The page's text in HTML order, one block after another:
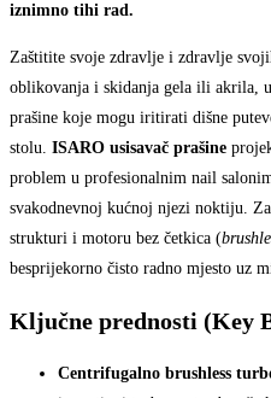
iznimno tihi rad.
Zaštitite svoje zdravlje i zdravlje
oblikovanja i skidanja gela ili akrila,
prašine koje mogu iritirati dišne
stolu. ISARO usisavač prašine
problem u profesionalnim nail
svakodnevnoj kućnoj njezi noktiju.
strukturi i motoru bez četkica (
besprijekorno čisto radno mjesto uz
Ključne prednosti (Key
Centrifugalno brushless